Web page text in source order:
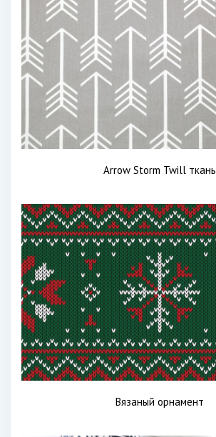
Arrow Storm Twill ткань
Вязаный орнамент